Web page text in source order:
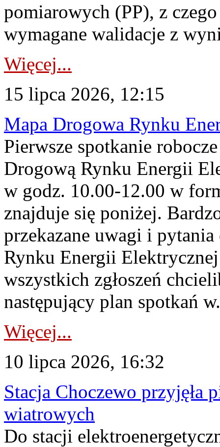
pomiarowych (PP), z
wymagane walidacje z
Więcej...
15 lipca 2026, 12:15
Mapa Drogowa Rynku
Pierwsze spotkanie
Drogową Rynku Energii
w godz. 10.00-12.00 w
znajduje się poniżej.
przekazane uwagi i
Rynku Energii
wszystkich zgłoszeń
następujący plan spotkań
Więcej...
10 lipca 2026, 16:32
Stacja Choczewo przyjęła
wiatrowych
Do stacji